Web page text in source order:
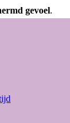
gevoel.